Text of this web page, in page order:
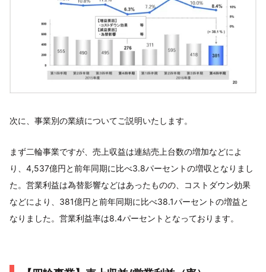
次に、事業別の業績についてご説明いたします。
まず二輪事業ですが、売上収益は連結売上台数の増加などによ
り、4,537億円と前年同期に比べ3.8パーセントの増収となりまし
た。営業利益は為替影響などはあったものの、コストダウン効果
などにより、381億円と前年同期に比べ38.1パーセントの増益と
なりました。営業利益率は8.4パーセントとなっております。